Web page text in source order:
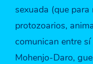
sexuada (que
protozoarios,
comunican entre
Mohenjo-Daro,